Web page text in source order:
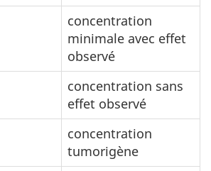
concentration
minimale avec effet
observé
concentration sans
effet observé
concentration
tumorigène